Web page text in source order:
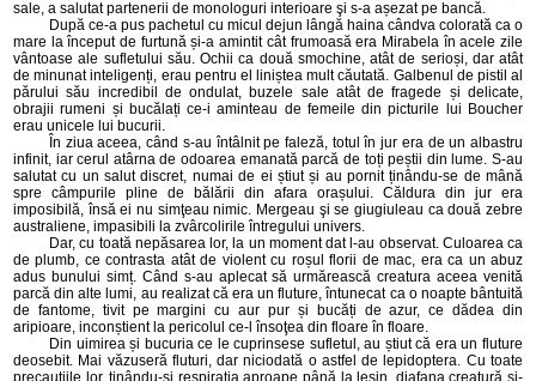
sale, a salutat partenerii de monologuri interioare şi s-a așezat pe bancă.
După ce-a pus pachetul cu micul dejun lângă haina cândva colorată ca o
mare la început de furtună și-a amintit cât frumoasă era Mirabela în acele zile
vântoase ale sufletului său. Ochii ca două smochine, atât de serioși, dar atât
de minunat inteligenți, erau pentru el liniștea mult căutată. Galbenul de pistil al
părului său incredibil de ondulat, buzele sale atât de fragede și delicate,
obrajii rumeni și bucălați ce-i aminteau de femeile din picturile lui Boucher
erau unicele lui bucurii.
În ziua aceea, când s-au întâlnit pe faleză, totul în jur era de un albastru
infinit, iar cerul atârna de odoarea emanată parcă de toți peștii din lume. S-au
salutat cu un salut discret, numai de ei știut și au pornit ținându-se de mână
spre câmpurile pline de bălării din afara orașului. Căldura din jur era
imposibilă, însă ei nu simţeau nimic. Mergeau şi se giugiuleau ca două zebre
australiene, impasibili la zvârcolirile întregului univers.
Dar, cu toată nepăsarea lor, la un moment dat l-au observat. Culoarea ca
de plumb, ce contrasta atât de violent cu roșul florii de mac, era ca un abuz
adus bunului simț. Când s-au aplecat să urmărească creatura aceea venită
parcă din alte lumi, au realizat că era un fluture, întunecat ca o noapte bântuită
de fantome, tivit pe margini cu aur pur și bucăți de azur, ce dădea din
aripioare, inconștient la pericolul ce-l însoţea din floare în floare.
Din uimirea și bucuria ce le cuprinsese sufletul, au știut că era un fluture
deosebit. Mai văzuseră fluturi, dar niciodată o astfel de lepidoptera. Cu toate
precauțiile lor, ținându-și respirația aproape până la leșin, diafana creatură și-